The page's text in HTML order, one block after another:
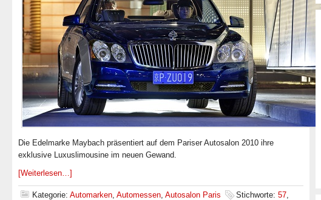
Die Edelmarke Maybach präsentiert auf dem Pariser Autosalon 2010 ihre
exklusive Luxuslimousine im neuen Gewand.
[Weiterlesen…]
Kategorie: Automarken, Automessen, Autosalon Paris Stichworte: 57,